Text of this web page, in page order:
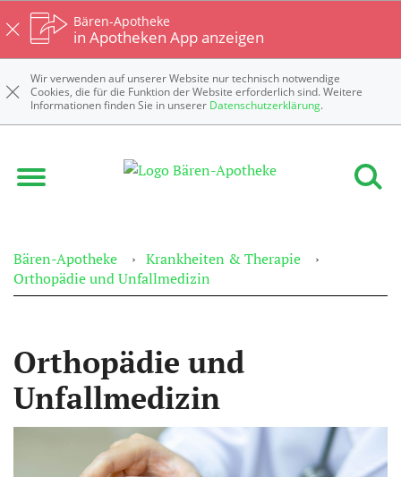
Bären-Apotheke
in Apotheken App anzeigen
Wir verwenden auf unserer Website nur technisch notwendige
Cookies, die für die Funktion der Website erforderlich sind. Weitere
Informationen finden Sie in unserer Datenschutzerklärung.
Bären-Apotheke
Krankheiten & Therapie
Orthopädie und Unfallmedizin
Orthopädie und
Unfallmedizin